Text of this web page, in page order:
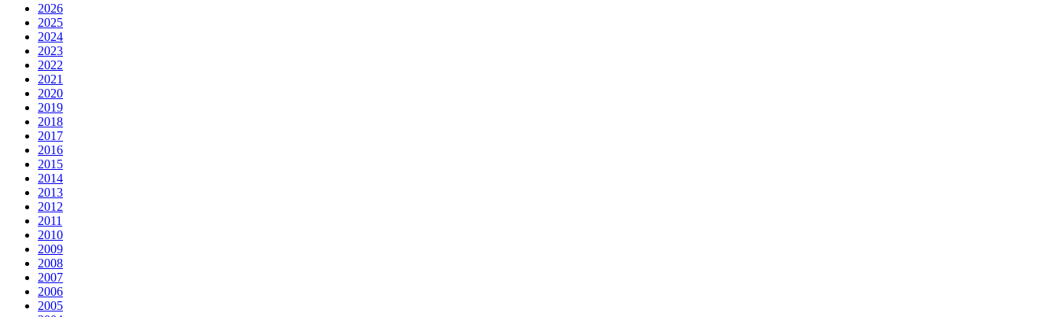
2026
2025
2024
2023
2022
2021
2020
2019
2018
2017
2016
2015
2014
2013
2012
2011
2010
2009
2008
2007
2006
2005